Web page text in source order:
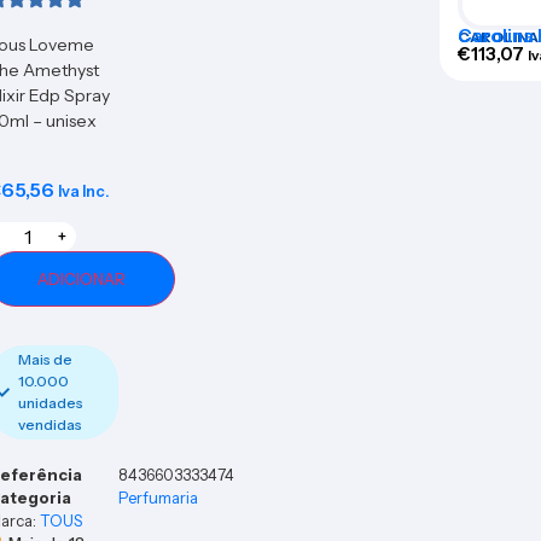
Loveme
Amethyst
Edp Spray
– unisex
65,56 Iva Inc.
+
ADICIONAR
Mais de
10.000
unidades
vendidas
8436603333474
Perfumaria
TOUS
CAROLINA
Carolina
Eau De
Set 3
€113,07